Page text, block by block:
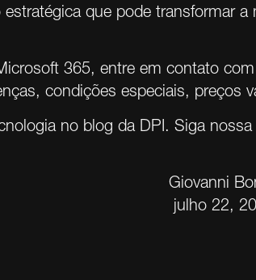
que pode transformar
365, entre em contato
condições especiais, preços
no blog da DPI. Siga
Giovanni
julho 22,